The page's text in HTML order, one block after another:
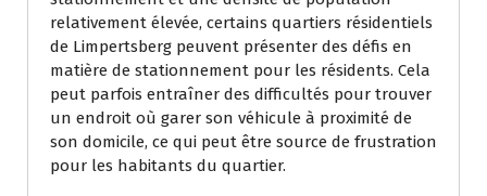
relativement élevée, certains quartiers résidentiels
de Limpertsberg peuvent présenter des défis en
matière de stationnement pour les résidents. Cela
peut parfois entraîner des difficultés pour trouver
un endroit où garer son véhicule à proximité de
son domicile, ce qui peut être source de frustration
pour les habitants du quartier.